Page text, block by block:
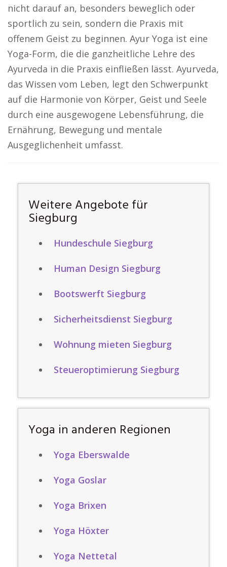
nicht darauf an, besonders beweglich oder
sportlich zu sein, sondern die Praxis mit
offenem Geist zu beginnen. Ayur Yoga ist eine
Yoga-Form, die die ganzheitliche Lehre des
Ayurveda in die Praxis einfließen lässt. Ayurveda,
das Wissen vom Leben, legt den Schwerpunkt
auf die Harmonie von Körper, Geist und Seele
durch eine ausgewogene Lebensführung, die
Ernährung, Bewegung und mentale
Ausgeglichenheit umfasst.
Weitere Angebote für
Siegburg
Hundeschule Siegburg
Human Design Siegburg
Bootswerft Siegburg
Sicherheitsdienst Siegburg
Wohnung mieten Siegburg
Steueroptimierung Siegburg
Yoga in anderen Regionen
Yoga Eberswalde
Yoga Goslar
Yoga Brixen
Yoga Höxter
Yoga Nettetal